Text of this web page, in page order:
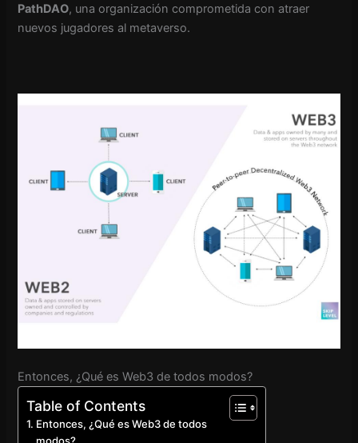
PathDAO, una organización comprometida con atraer
nuevos jugadores al metaverso.
Entonces, ¿Qué es Web3 de todos modos?
Table of Contents
Entonces, ¿Qué es Web3 de todos